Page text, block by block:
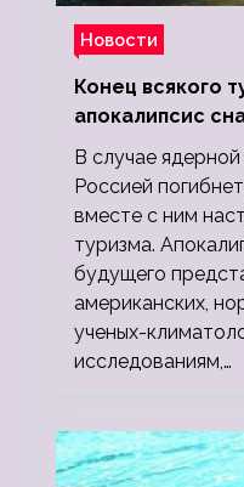
Новости
Конец всякого
апокалипсис
миллионов, а
людей
В случае
Россией
вместе с ним
туризма.
будущего
американских,
ученых-
исследованиям,…